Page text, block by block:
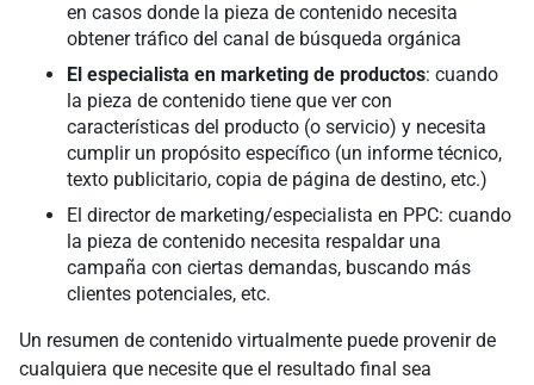
en casos donde la pieza de contenido necesita
obtener tráfico del canal de búsqueda orgánica
El especialista en marketing de productos: cuando
la pieza de contenido tiene que ver con
características del producto (o servicio) y necesita
cumplir un propósito específico (un informe técnico,
texto publicitario, copia de página de destino, etc.)
El director de marketing/especialista en PPC: cuando
la pieza de contenido necesita respaldar una
campaña con ciertas demandas, buscando más
clientes potenciales, etc.
Un resumen de contenido virtualmente puede provenir de
cualquiera que necesite que el resultado final sea